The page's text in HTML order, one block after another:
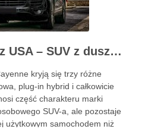
Porsche Cayenne z USA – SUV z duszą 911
kryją się trzy różne
plug-in hybrid i całkowicie
część charakteru marki
SUV-a, ale pozostaje
użytkowym samochodem niż